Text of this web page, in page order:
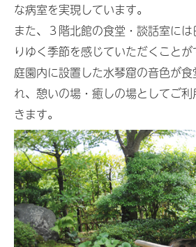
な病室を実現しています。
また、３階北館の食堂・談話室に
りゆく季節を感じていただくことが
庭園内に設置した水琴窟の音色が
れ、憩いの場・癒しの場としてご
きます。